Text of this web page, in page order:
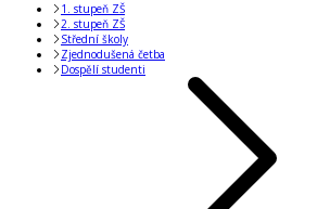
1. stupeň ZŠ
2. stupeň ZŠ
Střední školy
Zjednodušená četba
Dospělí studenti